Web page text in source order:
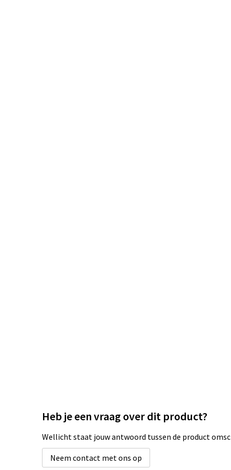
Heb je een vraag over dit product?
Wellicht staat jouw antwoord tussen de product
Neem contact met ons op